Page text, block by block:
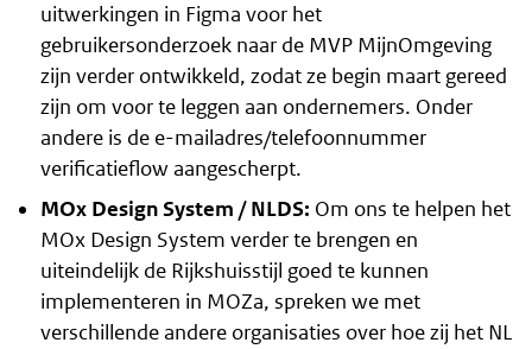
uitwerkingen in Figma voor het
gebruikersonderzoek naar de MVP MijnOmgeving
zijn verder ontwikkeld, zodat ze begin maart gereed
zijn om voor te leggen aan ondernemers. Onder
andere is de e-mailadres/telefoonnummer
verificatieflow aangescherpt.
MOx Design System / NLDS: Om ons te helpen het
MOx Design System verder te brengen en
uiteindelijk de Rijkshuisstijl goed te kunnen
implementeren in MOZa, spreken we met
verschillende andere organisaties over hoe zij het NL